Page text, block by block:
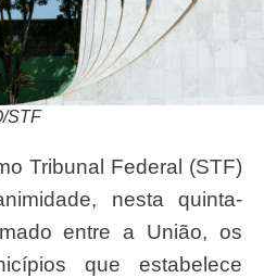
STF
nesta quinta-
entre a União, os
que estabelece